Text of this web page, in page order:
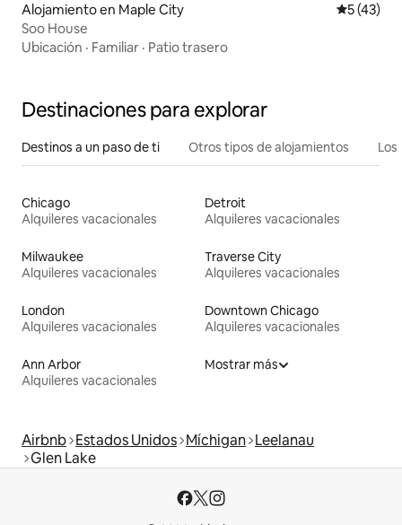
Alojamiento en Maple City
5 (43)
Soo House
Ubicación · Familiar · Patio trasero
Destinaciones para explorar
Destinos a un paso de ti Otros tipos de alojamientos
Chicago
Alquileres vacacionales
Detroit
Alquileres vacacionales
Milwaukee
Alquileres vacacionales
Traverse City
Alquileres vacacionales
London
Alquileres vacacionales
Downtown Chicago
Alquileres vacacionales
Ann Arbor
Alquileres vacacionales
Mostrar más
Airbnb Estados Unidos Míchigan Leelanau
Glen Lake